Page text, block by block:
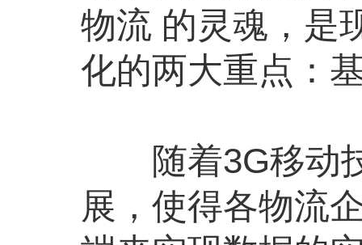
物流 的灵魂，是
化的两大重点：
随着3G移动技
展，使得各物流